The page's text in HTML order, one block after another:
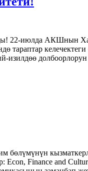
июлда АКШнын
изилдөө
бөлүмүнүн
Finance and